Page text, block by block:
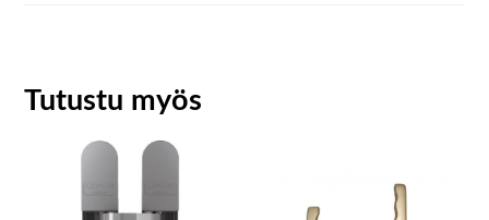
Tutustu myös